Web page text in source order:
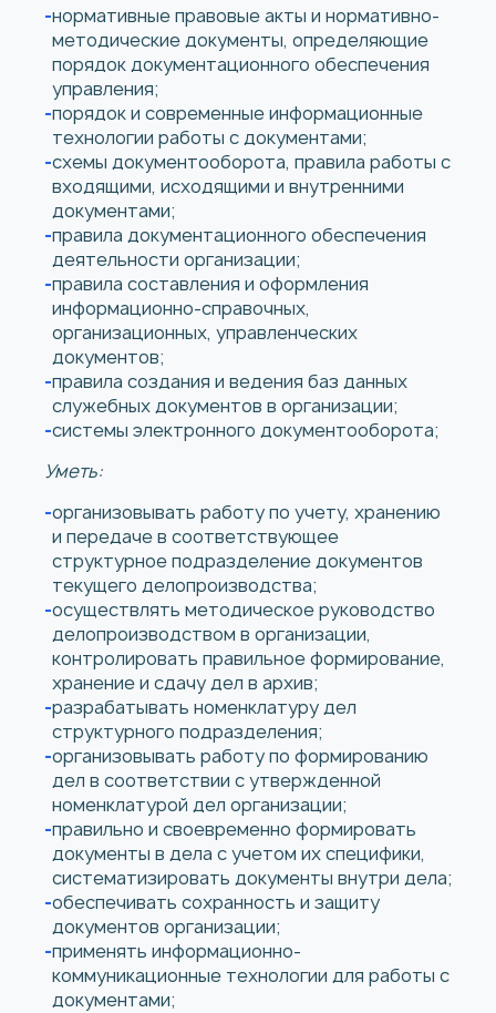
нормативные правовые акты и нормативно-
методические документы, определяющие
порядок документационного обеспечения
управления;
порядок и современные информационные
технологии работы с документами;
схемы документооборота, правила работы с
входящими, исходящими и внутренними
документами;
правила документационного обеспечения
деятельности организации;
правила составления и оформления
информационно-справочных,
организационных, управленческих
документов;
правила создания и ведения баз данных
служебных документов в организации;
системы электронного документооборота;
Уметь:
организовывать работу по учету, хранению
и передаче в соответствующее
структурное подразделение документов
текущего делопроизводства;
осуществлять методическое руководство
делопроизводством в организации,
контролировать правильное формирование,
хранение и сдачу дел в архив;
разрабатывать номенклатуру дел
структурного подразделения;
организовывать работу по формированию
дел в соответствии с утвержденной
номенклатурой дел организации;
правильно и своевременно формировать
документы в дела с учетом их специфики,
систематизировать документы внутри дела;
обеспечивать сохранность и защиту
документов организации;
применять информационно-
коммуникационные технологии для работы с
документами;